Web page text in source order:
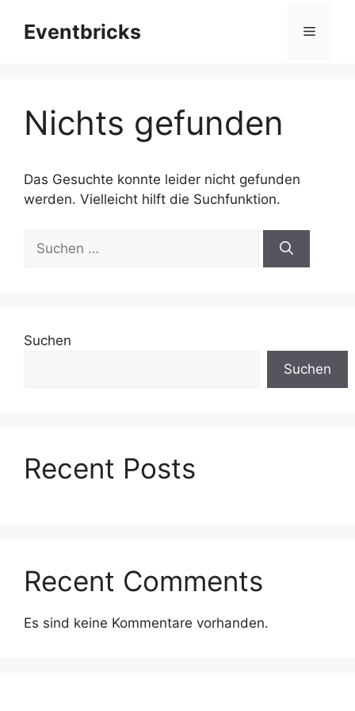
InhaltEventbricks Menü
Nichts gefunden
Das Gesuchte konnte leider nicht gefunden
werden. Vielleicht hilft die Suchfunktion.
nach:
Suchen
Suchen
Recent Posts
Recent Comments
Es sind keine Kommentare vorhanden.